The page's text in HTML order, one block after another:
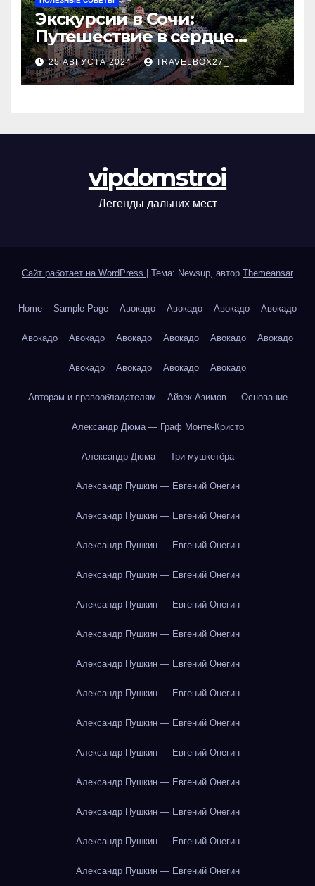
Экскурсии в Сочи:
Путешествие в сердце
Черноморского курорта
25 АВГУСТА 2024 TRAVELBOX27_
vipdomstroi
Легенды дальних мест
Сайт работает на WordPress Тема: Newsup, автор Themeansar
Home Sample Page Авокадо Авокадо Авокадо Авокадо
Авокадо Авокадо Авокадо Авокадо Авокадо Авокадо
Авокадо Авокадо Авокадо Авокадо
Авторам и правообладателям Айзек Азимов — Основание
Александр Дюма — Граф Монте-Кристо
Александр Дюма — Три мушкетёра
Александр Пушкин — Евгений Онегин
Александр Пушкин — Евгений Онегин
Александр Пушкин — Евгений Онегин
Александр Пушкин — Евгений Онегин
Александр Пушкин — Евгений Онегин
Александр Пушкин — Евгений Онегин
Александр Пушкин — Евгений Онегин
Александр Пушкин — Евгений Онегин
Александр Пушкин — Евгений Онегин
Александр Пушкин — Евгений Онегин
Александр Пушкин — Евгений Онегин
Александр Пушкин — Евгений Онегин
Александр Пушкин — Евгений Онегин
Александр Пушкин — Евгений Онегин